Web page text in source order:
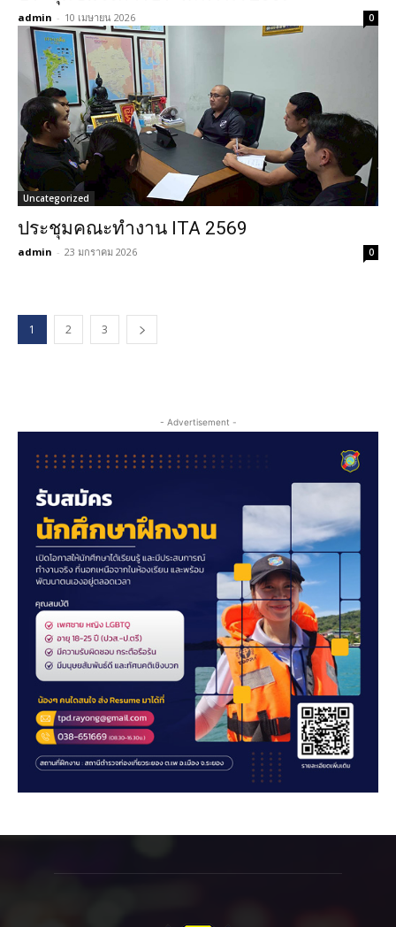
admin - 10 เมษายน 2026 0
Uncategorized
ประชุมคณะทำงาน ITA 2569
admin - 23 มกราคม 2026 0
1 2 3
- Advertisement -